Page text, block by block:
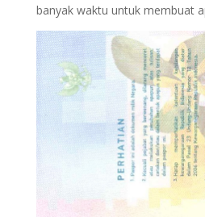
banyak waktu untuk membuat